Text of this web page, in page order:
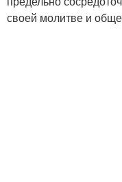
своей молитве и